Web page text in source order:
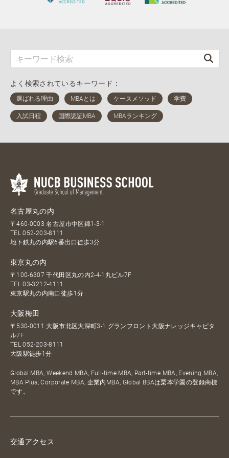
よく検索されているキーワード：
名古屋丸の内
〒460-0003 名古屋市中区錦1-3-1
TEL052-203-8111
地下鉄丸の内駅6番出口徒歩3分
東京丸の内
〒100-6307 千代田区丸の内2-4-1丸ビル7F
TEL03-3212-4111
東京駅丸の内南口徒歩1分
大阪梅田
〒530-0011 大阪市北区大深町3-1 グランフロント大阪ナレッジキャピタ
ル7F
TEL052-203-8111
大阪駅徒歩1分
Global MBA, Weekend MBA, Full-time MBA, Part-time MBA, Evening MBA,
MBA Plus, Corporate MBA, 企業内MBA, Global BBAは栗本学園の登録商標
です。
交通アクセス